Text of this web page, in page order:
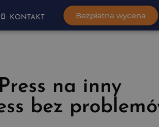
KONTAKT Bezpłatna wycena
na inny
bez